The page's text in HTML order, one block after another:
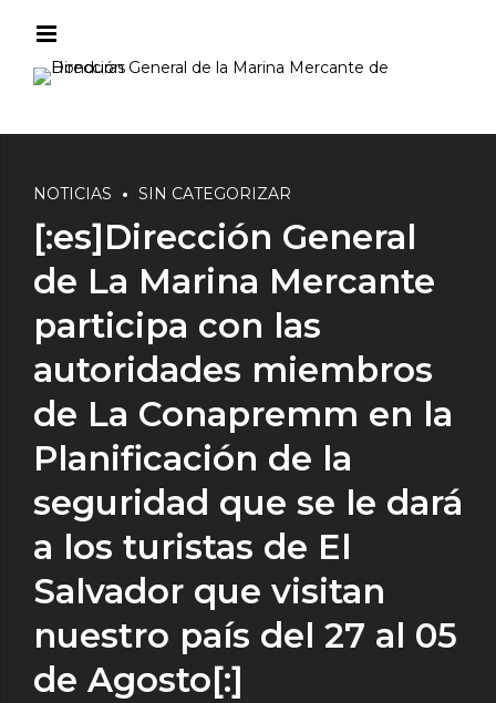
NOTICIAS SIN CATEGORIZAR
[:es]Dirección General
de La Marina Mercante
participa con las
autoridades miembros
de La Conapremm en la
Planificación de la
seguridad que se le dará
a los turistas de El
Salvador que visitan
nuestro país del 27 al 05
de Agosto[:]